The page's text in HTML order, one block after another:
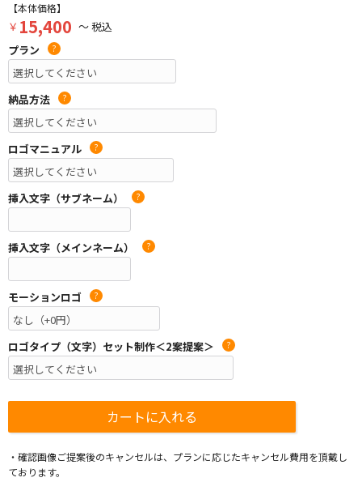
【本体価格】
￥ 15,400 ～ 税込
プラン
?
納品方法 ?
ロゴマニュアル ?
挿入文字（サブネーム） ?
挿入文字（メインネーム） ?
モーションロゴ ?
ロゴタイプ（文字）セット制作＜2案提案＞ ?
・確認画像ご提案後のキャンセルは、プランに応じたキャンセル費用を頂戴し
ております。